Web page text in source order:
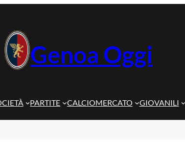
Genoa Oggi
PARTITE CALCIOMERCATO GIOVANILI